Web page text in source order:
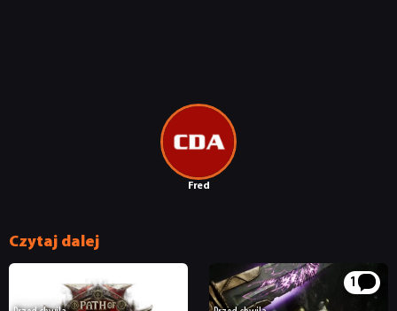
NEWSY
RECENZJE
Fred
Czytaj dalej
1